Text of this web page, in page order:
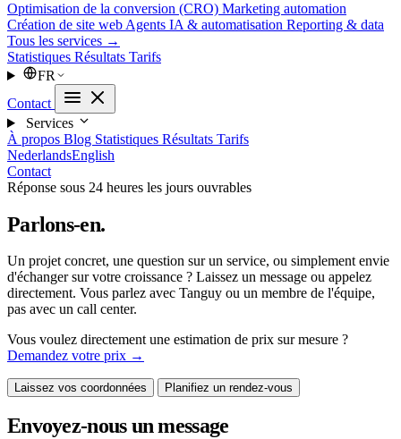
Optimisation de la conversion (CRO) Marketing automation
Création de site web Agents IA & automatisation Reporting & data
Tous les services →
Statistiques Résultats Tarifs
FR
Contact
Services
À propos Blog Statistiques Résultats Tarifs
NederlandsEnglish
Contact
Réponse sous 24 heures les jours ouvrables
Parlons-en.
Un projet concret, une question sur un service, ou simplement envie
d'échanger sur votre croissance ? Laissez un message ou appelez
directement. Vous parlez avec Tanguy ou un membre de l'équipe,
pas avec un call center.
Vous voulez directement une estimation de prix sur mesure ?
Demandez votre prix →
Laissez vos coordonnées Planifiez un rendez-vous
Envoyez-nous un message